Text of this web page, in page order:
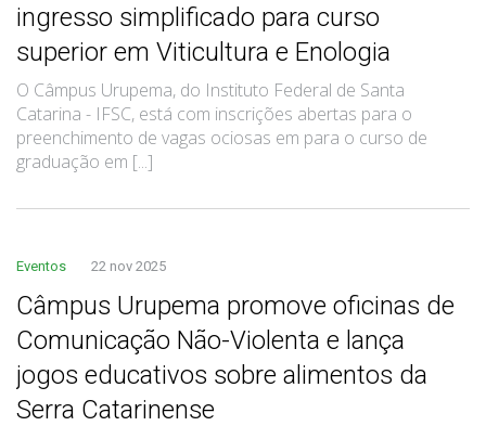
ingresso simplificado para curso
superior em Viticultura e Enologia
O Câmpus Urupema, do Instituto Federal de Santa
Catarina - IFSC, está com inscrições abertas para o
preenchimento de vagas ociosas em para o curso de
graduação em [...]
Eventos 22 nov 2025
Câmpus Urupema promove oficinas de
Comunicação Não-Violenta e lança
jogos educativos sobre alimentos da
Serra Catarinense